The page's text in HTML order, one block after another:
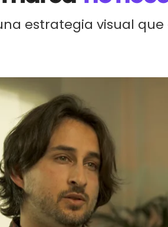
estrategia visual que